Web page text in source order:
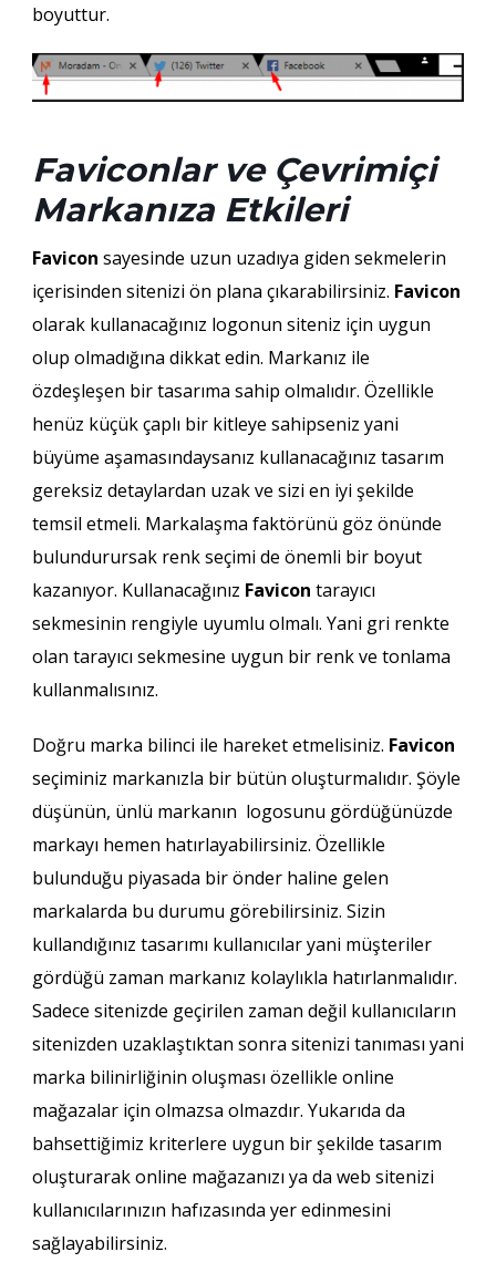
boyuttur.
Faviconlar ve Çevrimiçi
Markanıza Etkileri
Favicon sayesinde uzun uzadıya giden sekmelerin
içerisinden sitenizi ön plana çıkarabilirsiniz. Favicon
olarak kullanacağınız logonun siteniz için uygun
olup olmadığına dikkat edin. Markanız ile
özdeşleşen bir tasarıma sahip olmalıdır. Özellikle
henüz küçük çaplı bir kitleye sahipseniz yani
büyüme aşamasındaysanız kullanacağınız tasarım
gereksiz detaylardan uzak ve sizi en iyi şekilde
temsil etmeli. Markalaşma faktörünü göz önünde
bulundurursak renk seçimi de önemli bir boyut
kazanıyor. Kullanacağınız Favicon tarayıcı
sekmesinin rengiyle uyumlu olmalı. Yani gri renkte
olan tarayıcı sekmesine uygun bir renk ve tonlama
kullanmalısınız.
Doğru marka bilinci ile hareket etmelisiniz. Favicon
seçiminiz markanızla bir bütün oluşturmalıdır. Şöyle
düşünün, ünlü markanın logosunu gördüğünüzde
markayı hemen hatırlayabilirsiniz. Özellikle
bulunduğu piyasada bir önder haline gelen
markalarda bu durumu görebilirsiniz. Sizin
kullandığınız tasarımı kullanıcılar yani müşteriler
gördüğü zaman markanız kolaylıkla hatırlanmalıdır.
Sadece sitenizde geçirilen zaman değil kullanıcıların
sitenizden uzaklaştıktan sonra sitenizi tanıması yani
marka bilinirliğinin oluşması özellikle online
mağazalar için olmazsa olmazdır. Yukarıda da
bahsettiğimiz kriterlere uygun bir şekilde tasarım
oluşturarak online mağazanızı ya da web sitenizi
kullanıcılarınızın hafızasında yer edinmesini
sağlayabilirsiniz.